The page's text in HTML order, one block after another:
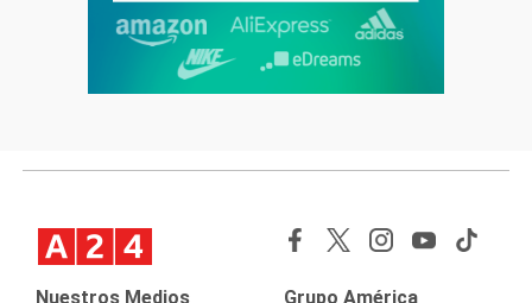
Nuestros Medios Grupo América